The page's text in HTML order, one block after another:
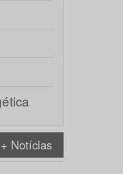
+ Notícias